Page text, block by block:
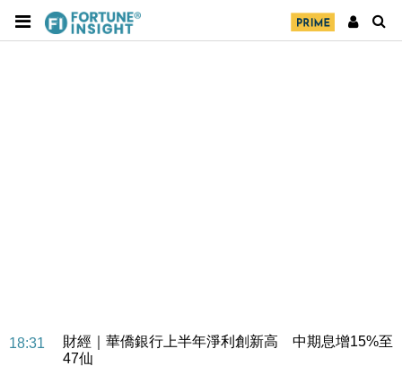
18:31
財經｜華僑銀行上半年淨利創新高 中期息增15%至
47仙